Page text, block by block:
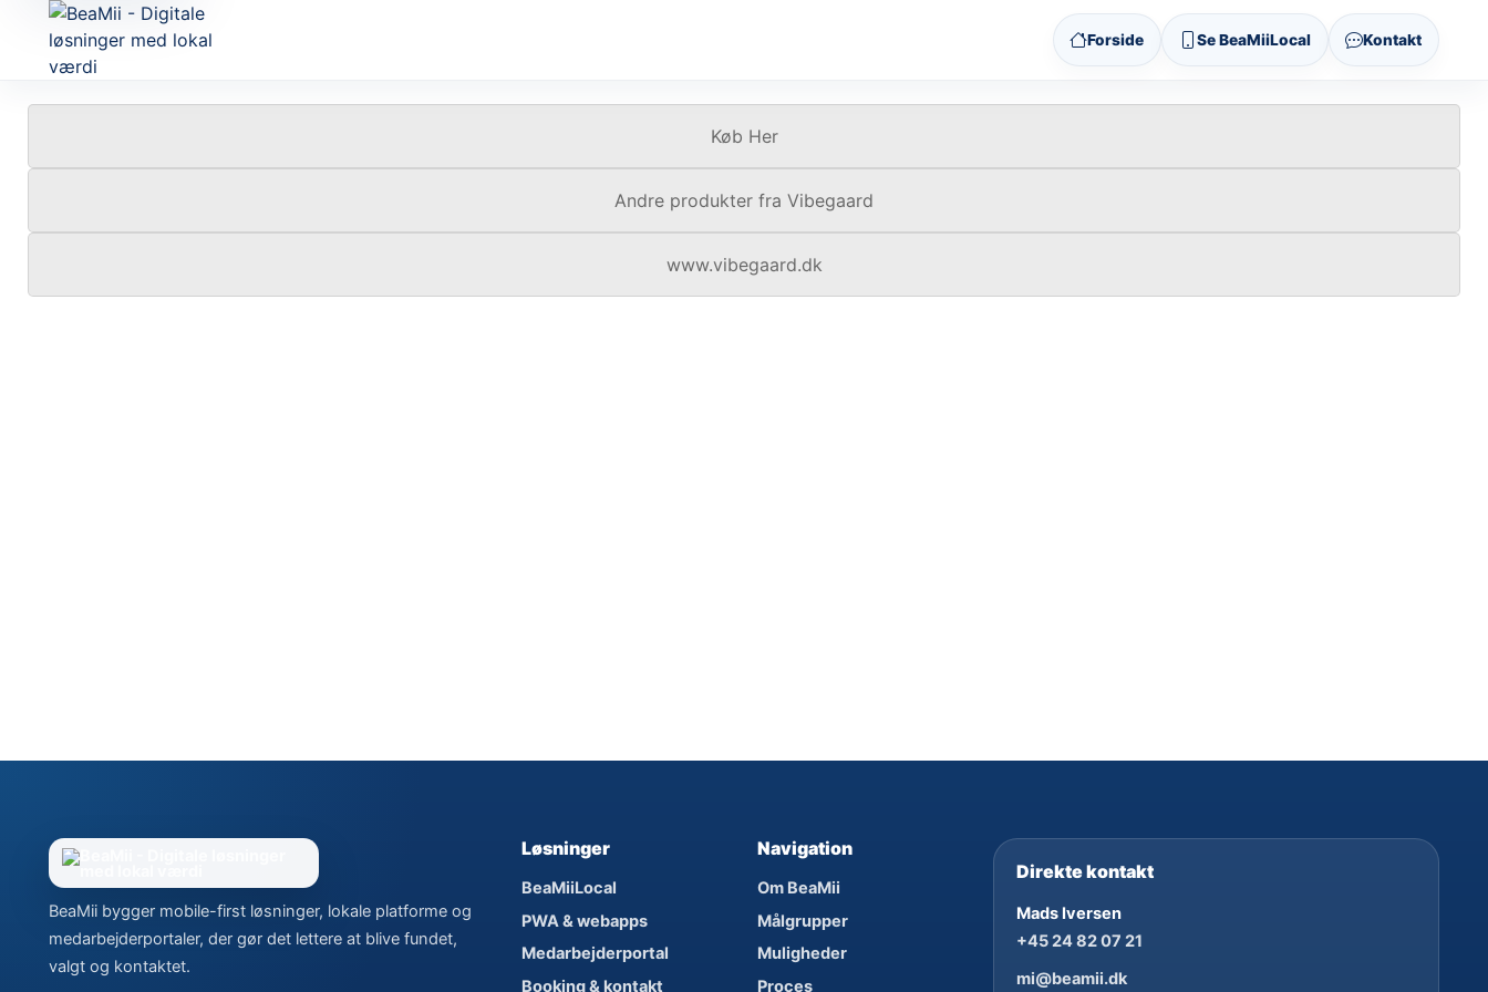
Forside Se BeaMiiLocal Kontakt
Køb Her
Andre produkter fra Vibegaard
www.vibegaard.dk
BeaMii bygger mobile-first løsninger, lokale platforme og
medarbejderportaler, der gør det lettere at blive fundet,
valgt og kontaktet.
Løsninger
BeaMiiLocal
PWA & webapps
Medarbejderportal
Booking & kontakt
Navigation
Om BeaMii
Målgrupper
Muligheder
Proces
Direkte kontakt
Mads Iversen
+45 24 82 07 21
mi@beamii.dk